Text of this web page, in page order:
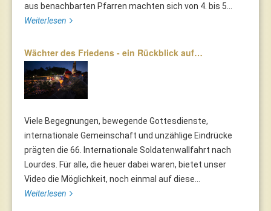
aus benachbarten Pfarren machten sich von 4. bis 5...
Weiterlesen
Wächter des Friedens - ein Rückblick auf…
Viele Begegnungen, bewegende Gottesdienste,
internationale Gemeinschaft und unzählige Eindrücke
prägten die 66. Internationale Soldatenwallfahrt nach
Lourdes. Für alle, die heuer dabei waren, bietet unser
Video die Möglichkeit, noch einmal auf diese...
Weiterlesen